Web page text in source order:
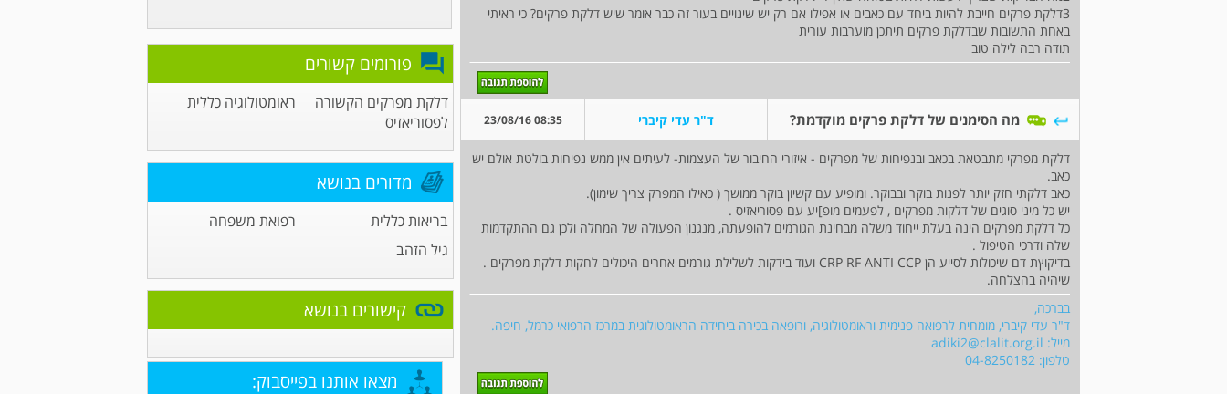
3דלקת פרקים חייבת להיות ביחד עם כאבים או אפילו אם רק יש שינויים בעור זה כבר אומר שיש דלקת פרקים? כי ראיתי
באחת התשובות שבדלקת פרקים תיתכן מוערבות עורית
תודה רבה לילה טוב
מה הסימנים של דלקת פרקים מוקדמת? ד"ר עדי קיברי 08:35 23/08/16
דלקת מפרקי מתבטאת בכאב ובנפיחות של מפרקים - איזורי החיבור של העצמות- לעיתים אין ממש נפיחות בולטת אולם יש
כאב.
כאב דלקתי חזק יותר לפנות בוקר ובבוקר. ומופיע עם קשיון בוקר ממושך ( כאילו המפרק צריך שימון).
יש כל מיני סוגים של דלקות מפרקים , לפעמים מופ]יע עם פסוריאזיס .
כל דלקת מפרקים הינה בעלת ייחוד משלה מבחינת הגורמים להופעתה, מנגנון הפעולה של המחלה ולכן גם ההתקדמות
שלה ודרכי הטיפול .
בדיקוץת דם שיכולות לסייע הן CRP RF ANTI CCP ועוד בידקות לשלילת גורמים אחרים היכולים לחקות דלקת מפרקים .
שיהיה בהצלחה.
בברכה,
ד"ר עדי קיברי, מומחית לרפואה פנימית וראומטולוגיה, ורופאה בכירה ביחידה הראומטולוגית במרכז הרפואי כרמל, חיפה.
מייל: adiki2@clalit.org.il
טלפון: 04-8250182
פורומים קשורים
דלקת מפרקים הקשורה
לפסוריאזיס
ראומטולוגיה כללית
מדורים בנושא
בריאות כללית
רפואת משפחה
גיל הזהב
קישורים בנושא
מצאו אותנו בפייסבוק: